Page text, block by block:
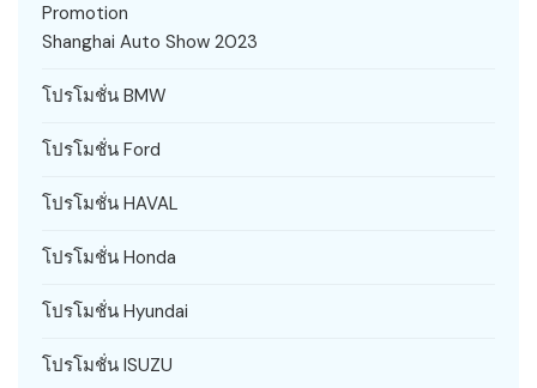
Promotion
Shanghai Auto Show 2023
โปรโมชั่น BMW
โปรโมชั่น Ford
โปรโมชั่น HAVAL
โปรโมชั่น Honda
โปรโมชั่น Hyundai
โปรโมชั่น ISUZU